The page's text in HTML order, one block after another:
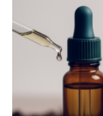
Region Kachin in
ausgezeichnetem
Art einer neuen
nun den Namen
fossile Nachweis
stellt gleichzeitig
Mückenlarve aus